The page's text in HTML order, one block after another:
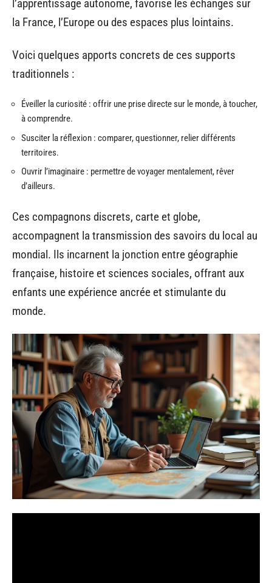
l’apprentissage autonome, favorise les échanges sur
la France, l’Europe ou des espaces plus lointains.
Voici quelques apports concrets de ces supports
traditionnels :
Éveiller la curiosité : offrir une prise directe sur le monde, à toucher,
à comprendre.
Susciter la réflexion : comparer, questionner, relier différents
territoires.
Ouvrir l’imaginaire : permettre de voyager mentalement, rêver
d’ailleurs.
Ces compagnons discrets, carte et globe,
accompagnent la transmission des savoirs du local au
mondial. Ils incarnent la jonction entre géographie
française, histoire et sciences sociales, offrant aux
enfants une expérience ancrée et stimulante du
monde.